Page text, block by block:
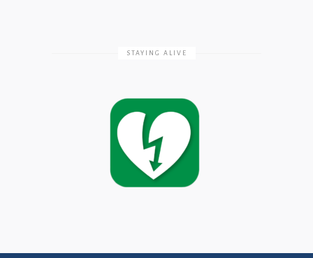
STAYING ALIVE